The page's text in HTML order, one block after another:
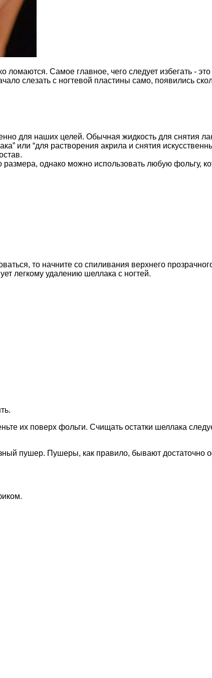
ломаются. Самое главное, чего следует избегать -
слезать с ногтевой пластины само, появились
для наших целей. Обычная жидкость для снятия
или “для растворения акрила и снятия
однако можно использовать любую фольгу,
то начните со спиливания верхнего
легкому удалению шеллака с ногтей.
их поверх фольги. Счищать остатки шеллака
пушер. Пушеры, как правило, бывают достаточно